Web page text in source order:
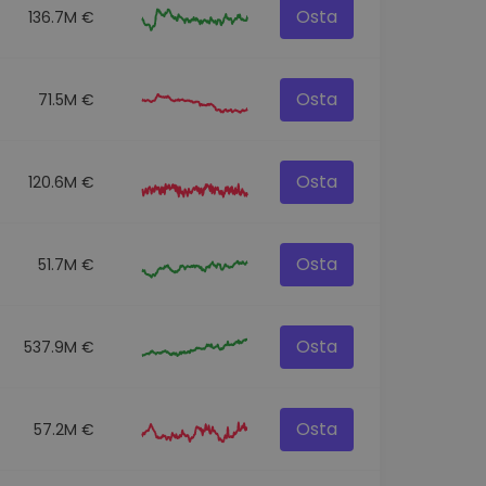
136.7M € Osta
71.5M € Osta
120.6M € Osta
51.7M € Osta
537.9M € Osta
57.2M € Osta